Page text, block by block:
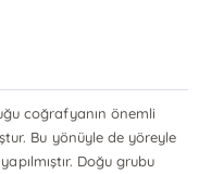
coğrafyanın önemli
Bu yönüyle de yöreyle
Doğu grubu